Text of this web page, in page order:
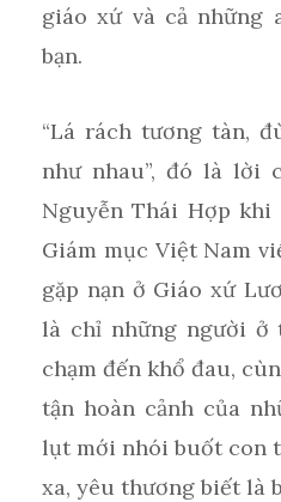
giáo xứ và cả những
bạn.
“Lá rách tương tàn,
như nhau”, đó là lời
Nguyễn Thái Hợp
Giám mục Việt Nam
gặp nạn ở Giáo xứ
là chỉ những người ở
chạm đến khổ đau,
tận hoàn cảnh của
lụt mới nhói buốt con
xa, yêu thương biết là